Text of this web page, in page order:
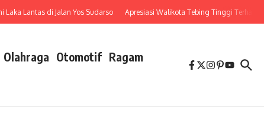
Lantas di Jalan Yos Sudarso Apresiasi Walikota Tebing Tinggi Terhadap
Olahraga Otomotif Ragam